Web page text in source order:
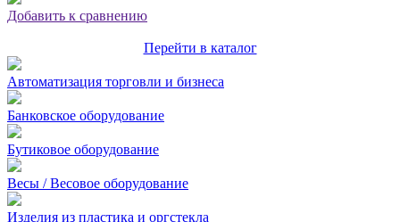
Добавить к сравнению
Перейти в каталог
Автоматизация торговли и бизнеса
Банковское оборудование
Бутиковое оборудование
Весы / Весовое оборудование
Изделия из пластика и оргстекла